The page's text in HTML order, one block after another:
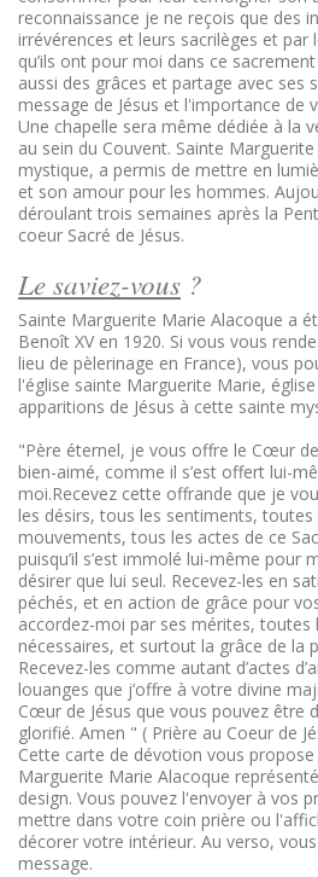
reconnaissance je ne reçois que des
irrévérences et leurs sacrilèges et par
qu’ils ont pour moi dans ce sacrement
aussi des grâces et partage avec ses
message de Jésus et l'importance de
Une chapelle sera même dédiée à la
au sein du Couvent. Sainte
mystique, a permis de mettre en
et son amour pour les hommes.
déroulant trois semaines après la
coeur Sacré de Jésus.
Le saviez-vous ?
Sainte Marguerite Marie Alacoque a
Benoît XV en 1920. Si vous vous
lieu de pèlerinage en France), vous
l'église sainte Marguerite Marie,
apparitions de Jésus à cette sainte
"Père éternel, je vous offre le Cœur
bien-aimé, comme il s’est offert lui-
moi.Recevez cette offrande que je
les désirs, tous les sentiments,
mouvements, tous les actes de ce
puisqu’il s’est immolé lui-même pour
désirer que lui seul. Recevez-les en
péchés, et en action de grâce pour
accordez-moi par ses mérites, toutes
nécessaires, et surtout la grâce de la
Recevez-les comme autant d’actes
louanges que j’offre à votre divine
Cœur de Jésus que vous pouvez être
glorifié. Amen " ( Prière au Coeur de
Cette carte de dévotion vous
Marguerite Marie Alacoque
design. Vous pouvez l'envoyer à vos
mettre dans votre coin prière ou
décorer votre intérieur. Au verso,
message.